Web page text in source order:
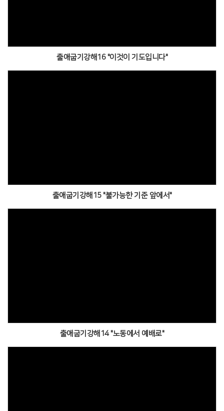
출애굽기강해16 "이것이 기도입니다"
출애굽기강해15 "불가능한 기준 앞에서"
출애굽기강해14 "노동에서 예배로"